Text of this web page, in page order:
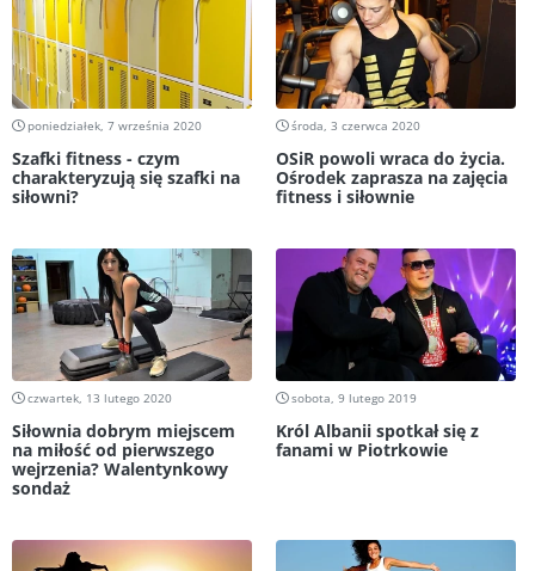
poniedziałek, 7 września 2020
Szafki fitness - czym
charakteryzują się szafki na
siłowni?
środa, 3 czerwca 2020
OSiR powoli wraca do życia.
Ośrodek zaprasza na zajęcia
fitness i siłownie
czwartek, 13 lutego 2020
Siłownia dobrym miejscem
na miłość od pierwszego
wejrzenia? Walentynkowy
sondaż
sobota, 9 lutego 2019
Król Albanii spotkał się z
fanami w Piotrkowie